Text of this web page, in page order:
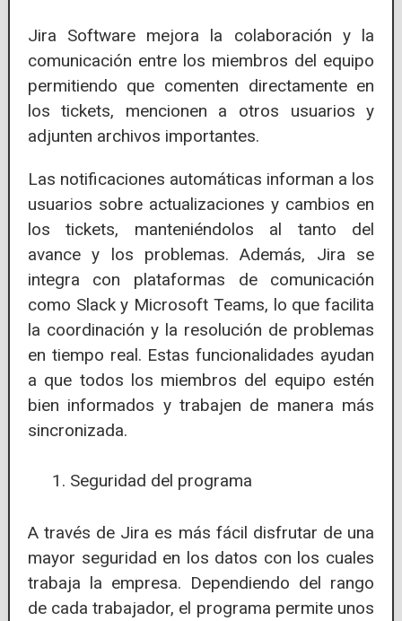
Jira Software mejora la colaboración y la
comunicación entre los miembros del equipo
permitiendo que comenten directamente en
los tickets, mencionen a otros usuarios y
adjunten archivos importantes.
Las notificaciones automáticas informan a los
usuarios sobre actualizaciones y cambios en
los tickets, manteniéndolos al tanto del
avance y los problemas. Además, Jira se
integra con plataformas de comunicación
como Slack y Microsoft Teams, lo que facilita
la coordinación y la resolución de problemas
en tiempo real. Estas funcionalidades ayudan
a que todos los miembros del equipo estén
bien informados y trabajen de manera más
sincronizada.
Seguridad del programa
A través de Jira es más fácil disfrutar de una
mayor seguridad en los datos con los cuales
trabaja la empresa. Dependiendo del rango
de cada trabajador, el programa permite unos